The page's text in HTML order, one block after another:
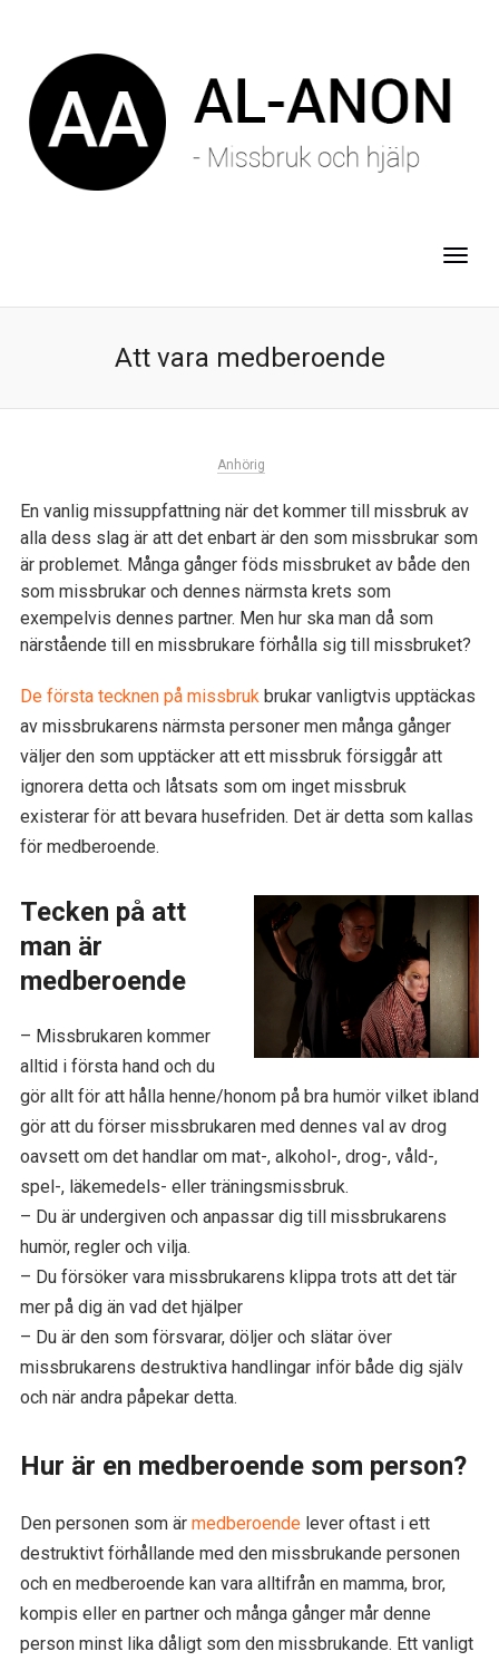
Att vara medberoende
Anhörig
En vanlig missuppfattning när det kommer till missbruk av
alla dess slag är att det enbart är den som missbrukar som
är problemet. Många gånger föds missbruket av både den
som missbrukar och dennes närmsta krets som
exempelvis dennes partner. Men hur ska man då som
närstående till en missbrukare förhålla sig till missbruket?
De första tecknen på missbrukbrukar vanligtvis upptäckas
av missbrukarens närmsta personer men många gånger
väljer den som upptäcker att ett missbruk försiggår att
ignorera detta och låtsats som om inget missbruk
existerar för att bevara husefriden. Det är detta som kallas
för medberoende.
Tecken på att
man är
medberoende
– Missbrukaren kommer
alltid i första hand och du
gör allt för att hålla henne/honom på bra humör vilket ibland
gör att du förser missbrukaren med dennes val av drog
oavsett om det handlar om mat-, alkohol-, drog-, våld-,
spel-, läkemedels- eller träningsmissbruk.
– Du är undergiven och anpassar dig till missbrukarens
humör, regler och vilja.
– Du försöker vara missbrukarens klippa trots att det tär
mer på dig än vad det hjälper
– Du är den som försvarar, döljer och slätar över
missbrukarens destruktiva handlingar inför både dig själv
och när andra påpekar detta.
Hur är en medberoende som person?
Den personen som är medberoendelever oftast i ett
destruktivt förhållande med den missbrukande personen
och en medberoende kan vara alltifrån en mamma, bror,
kompis eller en partner och många gånger mår denne
person minst lika dåligt som den missbrukande. Ett vanligt